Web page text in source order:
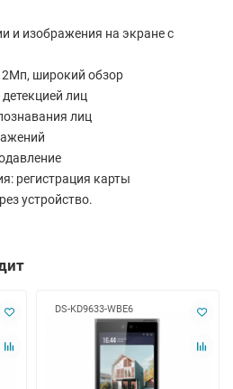
и изображения на экране с
2Мп, широкий обзор
лиц
лиц
регистрация карты
устройство.
DS-KD9633-WBE6